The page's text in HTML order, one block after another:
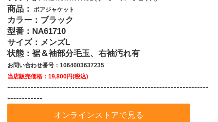
商品： ボアジャケット
カラー：ブラック
型番：NA61710
サイズ：メンズL
状態：裾＆袖部分毛玉、右袖汚れ有
お問い合わせ番号：1064003637235
当店販売価格：19,800円(税込)
---------------------------------------------------------------------
------------
オンラインストアで見る